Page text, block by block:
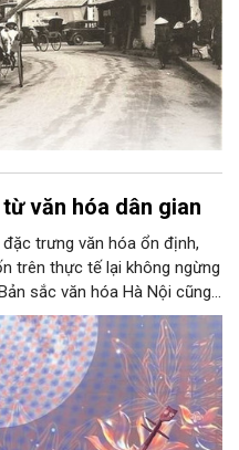
lõi của Thủ đô, được gọi
văn hóa dân gian
trưng văn hóa ổn định,
trên thực tế lại không ngừng
sắc văn hóa Hà Nội cũng
một quá trình kiến tạo lâu
là sự kết tinh của quá trình
tích của đời sống dân gian
sống đô thị hàng nghìn
dân gian giữ vai trò nền tảng,
định hình; và qua biết bao